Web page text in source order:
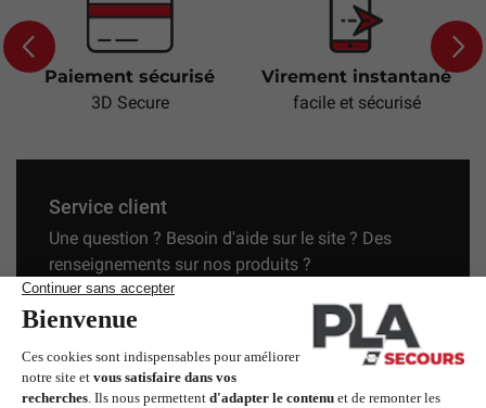
Previous
Paiement sécurisé
3D Secure
Virement instantané
facile et sécurisé
Service client
Une question ? Besoin d'aide sur le site ? Des
renseignements sur nos produits ?
+33 (0)4 67 31 81 45
secours@pla.fr